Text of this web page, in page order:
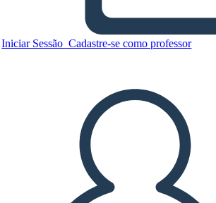
Iniciar Sessão Cadastre-se como professor
Copie este storyboard
APRESENTAÇÃO DE SLIDES
LEIA PRA MIM